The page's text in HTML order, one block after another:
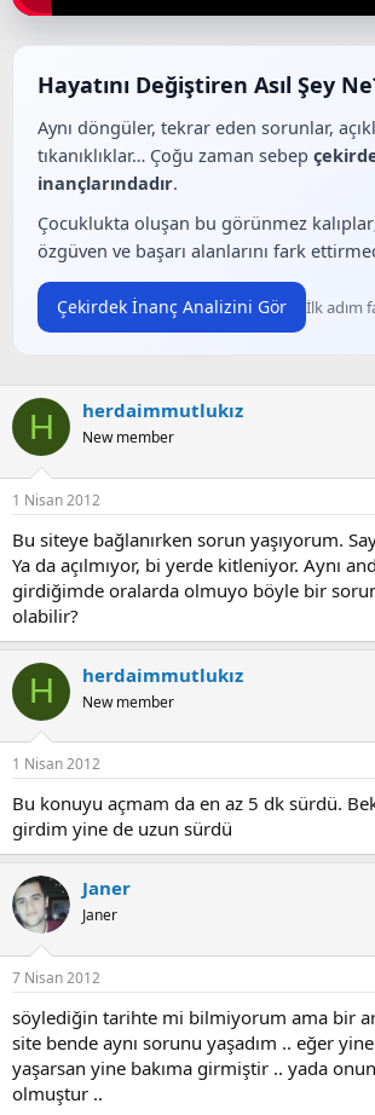
a
n
a
h
i
Hayatını Değiştiren Asıl Şey
Aynı döngüler, tekrar eden sorunlar,
tıkanıklıklar… Çoğu zaman sebep
inançlarındadır.
Çocuklukta oluşan bu görünmez
özgüven ve başarı alanlarını fark
Çekirdek İnanç Analizini Gör İlk adım
H herdaimmutlukız
New member
1 Nisan 2012
Bu siteye bağlanırken sorun yaşıyorum.
Ya da açılmıyor, bi yerde kitleniyor. Aynı
girdiğimde oralarda olmuyo böyle bir
olabilir?
H herdaimmutlukız
New member
1 Nisan 2012
Bu konuyu açmam da en az 5 dk sürdü.
girdim yine de uzun sürdü
Janer
Janer
7 Nisan 2012
söylediğin tarihte mi bilmiyorum ama bir
site bende aynı sorunu yaşadım .. eğer
yaşarsan yine bakıma girmiştir .. yada
olmuştur ..